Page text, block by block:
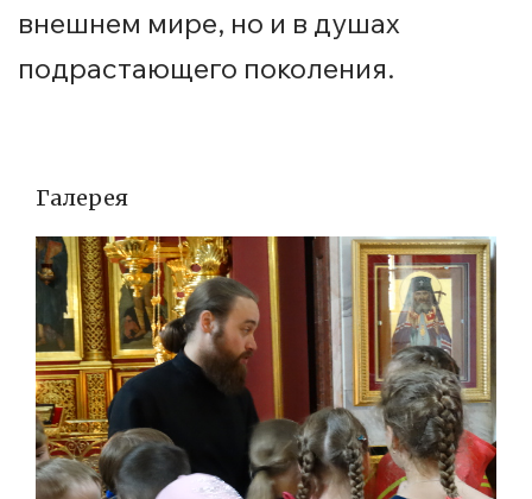
внешнем мире, но и в душах
подрастающего поколения.
Галерея